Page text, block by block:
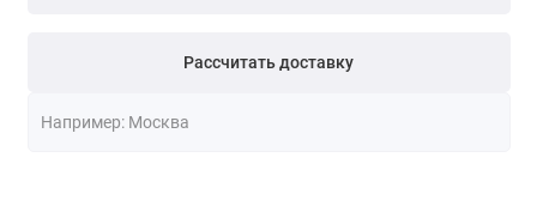
Рассчитать доставку